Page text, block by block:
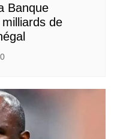
Banque
de
0